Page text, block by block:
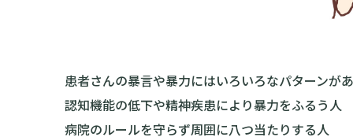
患者さんの暴言や暴力にはいろいろなパターンが
認知機能の低下や精神疾患により暴力をふるう人
病院のルールを守らず周囲に八つ当たりする人